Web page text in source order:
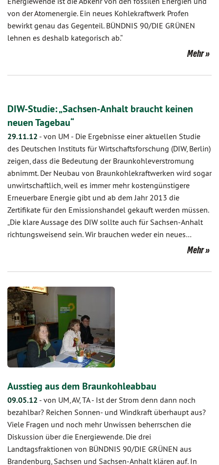
von der Atomenergie. Ein neues Kohlekraftwerk Profen
bewirkt genau das Gegenteil. BÜNDNIS 90/DIE GRÜNEN
lehnen es deshalb kategorisch ab.“
Mehr
DIW-Studie: „Sachsen-Anhalt braucht keinen
neuen Tagebau“
29.11.12 - von UM - Die Ergebnisse einer aktuellen Studie
des Deutschen Instituts für Wirtschaftsforschung (DIW, Berlin)
zeigen, dass die Bedeutung der Braunkohleverstromung
abnimmt. Der Neubau von Braunkohlekraftwerken wird sogar
unwirtschaftlich, weil es immer mehr kostengünstigere
Erneuerbare Energie gibt und ab dem Jahr 2013 die
Zertifikate für den Emissionshandel gekauft werden müssen.
„Die klare Aussage des DIW sollte auch für Sachsen-Anhalt
richtungsweisend sein. Wir brauchen weder ein neues…
Mehr
Ausstieg aus dem Braunkohleabbau
09.05.12 - von UM, AV, TA- Ist der Strom denn dann noch
bezahlbar? Reichen Sonnen- und Windkraft überhaupt aus?
Viele Fragen und noch mehr Unwissen beherrschen die
Diskussion über die Energiewende. Die drei
Landtagsfraktionen von BÜNDNIS 90/DIE GRÜNEN aus
Brandenburg, Sachsen und Sachsen-Anhalt klären auf. In